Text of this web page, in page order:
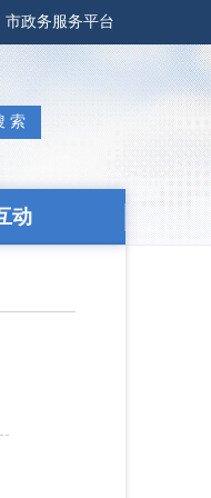
市政务服务平台
索
动